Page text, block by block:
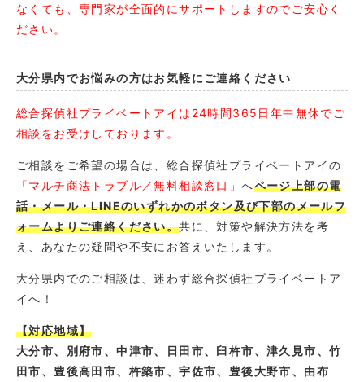
なくても、専門家が全面的にサポートしますのでご安心く
ださい。
大分県内でお悩みの方はお気軽にご連絡ください
総合探偵社プライベートアイは24時間365日年中無休でご
相談をお受けしております。
ご相談をご希望の場合は、総合探偵社プライベートアイの
「マルチ商法トラブル／無料相談窓口」へページ上部の電
話・メール・LINEのいずれかのボタン及び下部のメールフ
ォームよりご連絡ください。共に、対策や解決方法を考
え、あなたの疑問や不安にお答えいたします。
大分県内でのご相談は、迷わず総合探偵社プライベートア
イへ！
【対応地域】
大分市、別府市、中津市、日田市、臼杵市、津久見市、竹
田市、豊後高田市、杵築市、宇佐市、豊後大野市、由布